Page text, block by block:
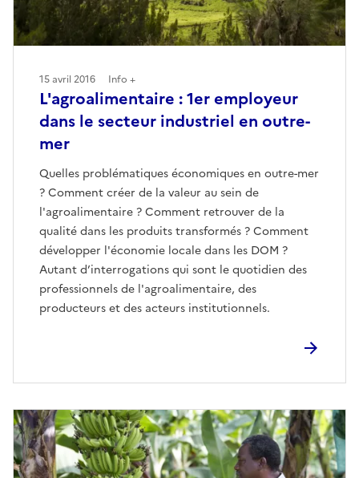
L'agroalimentaire : 1er employeur
dans le secteur industriel en outre-
mer
Quelles problématiques économiques en outre-mer
? Comment créer de la valeur au sein de
l'agroalimentaire ? Comment retrouver de la
qualité dans les produits transformés ? Comment
développer l'économie locale dans les DOM ?
Autant d’interrogations qui sont le quotidien des
professionnels de l'agroalimentaire, des
producteurs et des acteurs institutionnels.
15 avril 2016 Info +